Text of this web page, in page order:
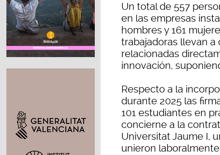
Un total de 557
en las empresas
hombres y 161
trabajadoras llevan
relacionadas
innovación,
Respecto a la
durante 2025 las
101 estudiantes en
concierne a la
Universitat Jaume I,
unieron